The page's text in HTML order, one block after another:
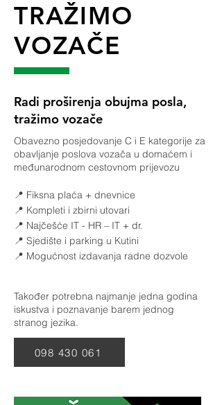
TRAŽIMO
VOZAČE
Radi proširenja obujma posla,
tražimo vozače
Obavezno posjedovanje C i E kategorije za
obavljanje poslova vozača u domaćem i
međunarodnom cestovnom prijevozu
📍 Fiksna plaća + dnevnice
📍 Kompleti i zbirni utovari
📍 Najčešće IT - HR – IT + dr.
📍 Sjedište i parking u Kutini
📍 Mogućnost izdavanja radne dozvole
Također potrebna najmanje jedna godina
iskustva i poznavanje barem jednog
stranog jezika.
098 430 061